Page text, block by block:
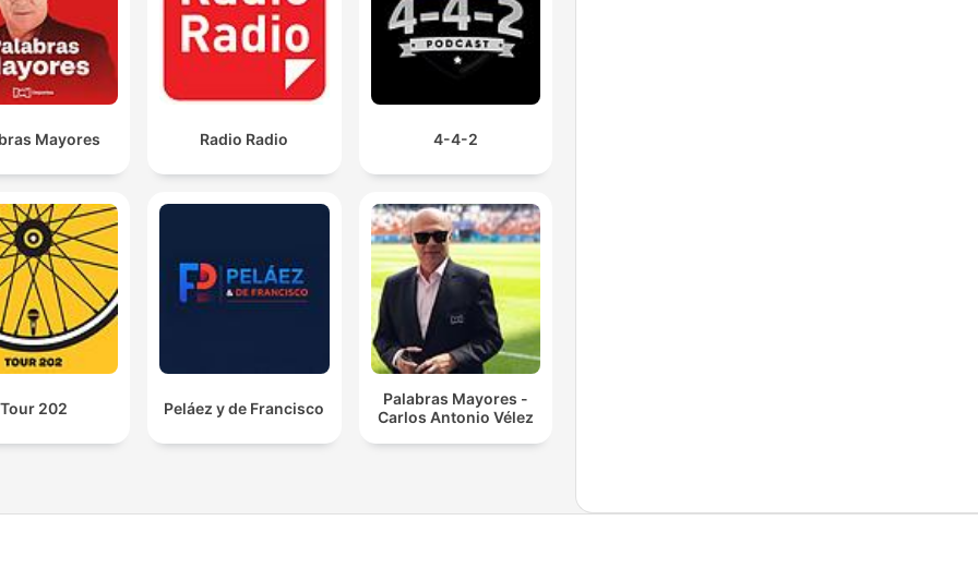
Mayores Radio Radio 4-4-2
Tour 202 Peláez y de Francisco
Palabras Mayores -
Carlos Antonio Vélez